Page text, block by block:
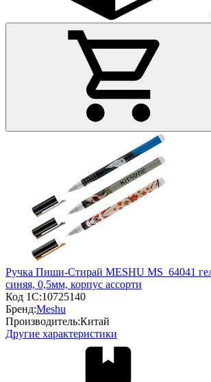
Ручка Пиши-Cтирай MESHU MS_64041
синяя, 0,5мм, корпус ассорти
Код 1С:10725140
Бренд:Meshu
Производитель:Китай
Другие характеристики